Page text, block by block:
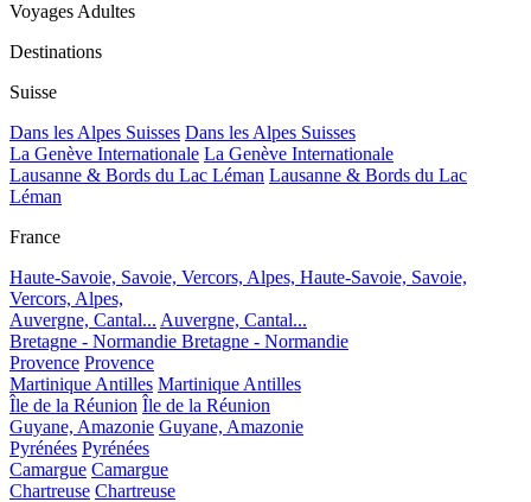
Voyages Adultes
Destinations
Suisse
Dans les Alpes Suisses Dans les Alpes Suisses
La Genève Internationale La Genève Internationale
Lausanne & Bords du Lac Léman Lausanne & Bords du Lac
Léman
France
Haute-Savoie, Savoie, Vercors, Alpes, Haute-Savoie, Savoie,
Vercors, Alpes,
Auvergne, Cantal... Auvergne, Cantal...
Bretagne - Normandie Bretagne - Normandie
Provence Provence
Martinique Antilles Martinique Antilles
Île de la Réunion Île de la Réunion
Guyane, Amazonie Guyane, Amazonie
Pyrénées Pyrénées
Camargue Camargue
Chartreuse Chartreuse